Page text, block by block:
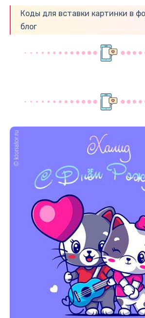
Коды для вставки картинки в
блог